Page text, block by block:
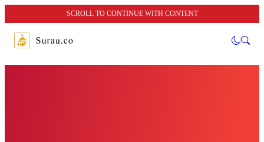
SCROLL TO CONTINUE WITH CONTENT